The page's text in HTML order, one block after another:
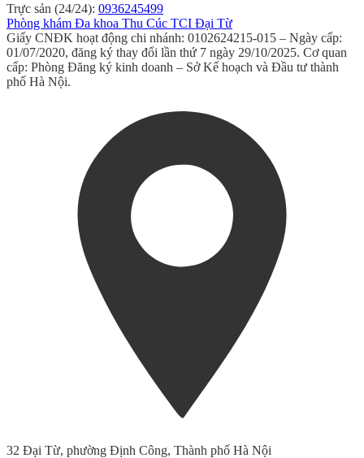
Trực sản (24/24): 0936245499
Phòng khám Đa khoa Thu Cúc TCI Đại Từ
Giấy CNĐK hoạt động chi nhánh: 0102624215-015 – Ngày cấp:
01/07/2020, đăng ký thay đổi lần thứ 7 ngày 29/10/2025. Cơ quan
cấp: Phòng Đăng ký kinh doanh – Sở Kế hoạch và Đầu tư thành
phố Hà Nội.
32 Đại Từ, phường Định Công, Thành phố Hà Nội